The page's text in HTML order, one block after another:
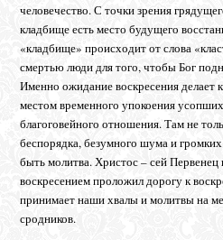
человечество. С точки зрения
кладбище есть место будущего
«кладбище» происходит от слова
смертью люди для того, чтобы Бог
Именно ожидание воскресения делает
местом временного упокоения
благоговейного отношения. Там не
беспорядка, безумного шума и
быть молитва. Христос – сей
воскресением проложил дорогу к
принимает наши хвалы и молитвы на
сродников.